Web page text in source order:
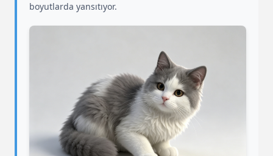
boyutlarda yansıtıyor.